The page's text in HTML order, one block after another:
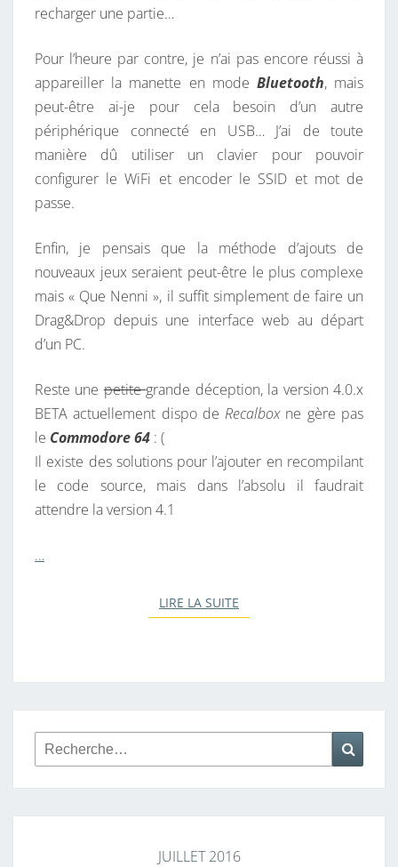
recharger une partie…
Pour l’heure par contre, je n’ai pas encore réussi à
appareiller la manette en mode Bluetooth, mais
peut-être ai-je pour cela besoin d’un autre
périphérique connecté en USB… J’ai de toute
manière dû utiliser un clavier pour pouvoir
configurer le WiFi et encoder le SSID et mot de
passe.
Enfin, je pensais que la méthode d’ajouts de
nouveaux jeux seraient peut-être le plus complexe
mais « Que Nenni », il suffit simplement de faire un
Drag&Drop depuis une interface web au départ
d’un PC.
Reste unepetitegrande déception, la version 4.0.x
BETA actuellement dispo deRecalboxne gère pas
le Commodore 64 : (
Il existe des solutions pour l’ajouter en recompilant
le code source, mais dans l’absolu il faudrait
attendre la version 4.1
…
LIRE LA SUITE
Rechercher :
JUILLET 2016